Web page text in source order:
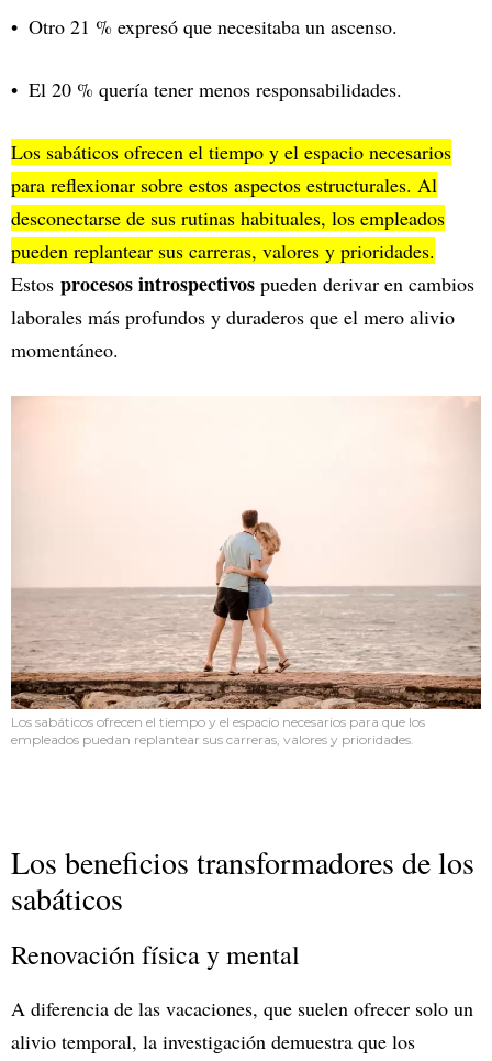
Otro 21 % expresó que necesitaba un ascenso.
El 20 % quería tener menos responsabilidades.
Los sabáticos ofrecen el tiempo y el espacio necesarios
para reflexionar sobre estos aspectos estructurales. Al
desconectarse de sus rutinas habituales, los empleados
pueden replantear sus carreras, valores y prioridades.
Estos procesos introspectivos pueden derivar en cambios
laborales más profundos y duraderos que el mero alivio
momentáneo.
Los sabáticos ofrecen el tiempo y el espacio necesarios para que los
empleados puedan replantear sus carreras, valores y prioridades.
Los beneficios transformadores de los
sabáticos
Renovación física y mental
A diferencia de las vacaciones, que suelen ofrecer solo un
alivio temporal, la investigación demuestra que los